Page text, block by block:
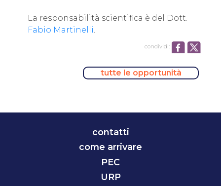
La responsabilità scientifica è del Dott.
Fabio Martinelli.
condividi:
tutte le opportunità
contatti
come arrivare
PEC
URP